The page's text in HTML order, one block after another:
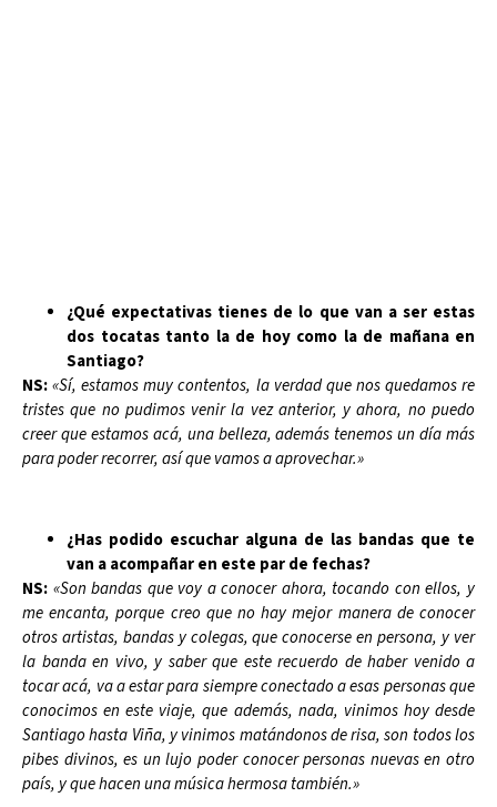
¿Qué expectativas tienes de lo que van a ser estas
dos tocatas tanto la de hoy como la de mañana en
Santiago?
NS:«Sí, estamos muy contentos, la verdad que nos quedamos re
tristes que no pudimos venir la vez anterior, y ahora, no puedo
creer que estamos acá, una belleza, además tenemos un día más
para poder recorrer, así que vamos a aprovechar.»
¿Has podido escuchar alguna de las bandas que te
van a acompañar en este par de fechas?
NS: «Son bandas que voy a conocer ahora, tocando con ellos, y
me encanta, porque creo que no hay mejor manera de conocer
otros artistas, bandas y colegas, que conocerse en persona, y ver
la banda en vivo, y saber que este recuerdo de haber venido a
tocar acá, va a estar para siempre conectado a esas personas que
conocimos en este viaje, que además, nada, vinimos hoy desde
Santiago hasta Viña, y vinimos matándonos de risa, son todos los
pibes divinos, es un lujo poder conocer personas nuevas en otro
país, y que hacen una música hermosa también.»